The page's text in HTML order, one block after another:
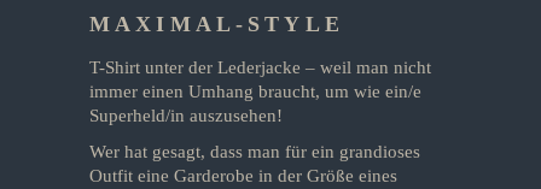
MAXIMAL-STYLE
T-Shirt unter der Lederjacke – weil man nicht
immer einen Umhang braucht, um wie ein/e
Superheld/in auszusehen!
Wer hat gesagt, dass man für ein grandioses
Outfit eine Garderobe in der Größe eines